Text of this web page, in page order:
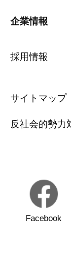
企業情報
採用情報
サイトマップ
反社会的勢力
Facebook